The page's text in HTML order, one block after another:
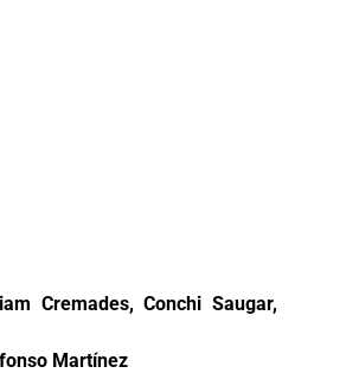
Cremades, Conchi Saugar,
Martínez